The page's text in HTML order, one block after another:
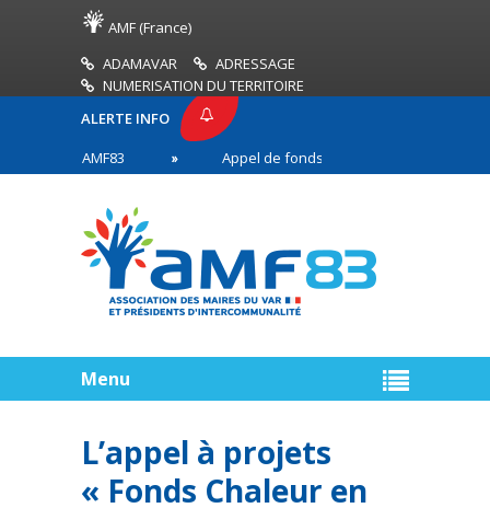
AMF (France)
ADAMAVAR
ADRESSAGE
NUMERISATION DU TERRITOIRE
ALERTE INFO
AMF83
Appel de fonds incendies de forêt
en première ligne
Menu
L’appel à projets
« Fonds Chaleur en